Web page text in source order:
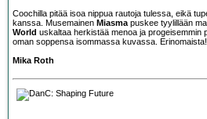
Coochilla pitää isoa nippua rautoja tulessa, eikä
kanssa. Musemainen Miasma puskee tyylillään
World uskaltaa herkistää menoa ja progeisemmin
oman soppensa isommassa kuvassa. Erinomaista!
Mika Roth